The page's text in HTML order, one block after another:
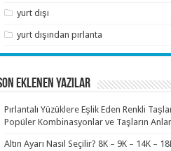
yurt dışı
yurt dışından pırlanta
EKLENEN YAZILAR
Pırlantalı Yüzüklere Eşlik Eden Renkli
Popüler Kombinasyonlar ve Taşların
Altın Ayarı Nasıl Seçilir? 8K – 9K – 14K –